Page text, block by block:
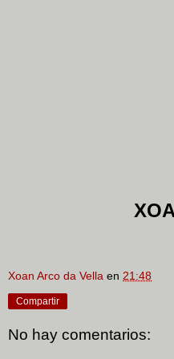
Xoan Arco da Vella en 21:48
Compartir
No hay comentarios: